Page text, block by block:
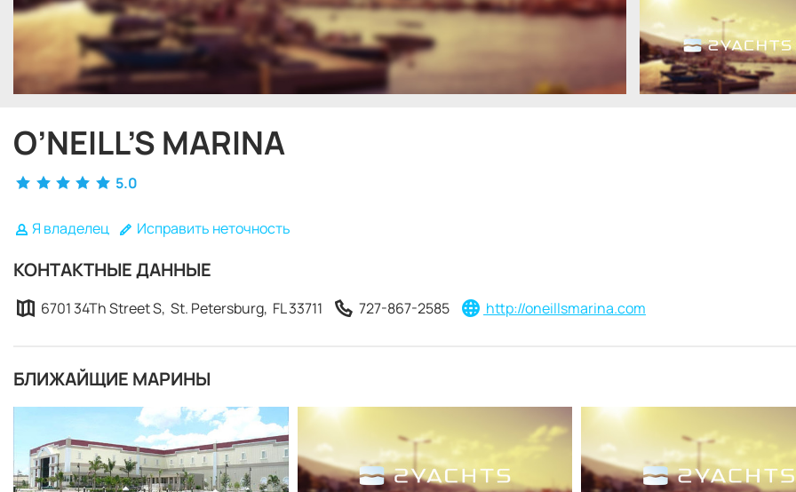
O’NEILL’S MARINA
5.0
Я владелец Исправить неточность
КОНТАКТНЫЕ ДАННЫЕ
6701 34Th Street S, St. Petersburg, FL 33711 727-867-2585 http://oneillsmarina.com
БЛИЖАЙЩИЕ МАРИНЫ